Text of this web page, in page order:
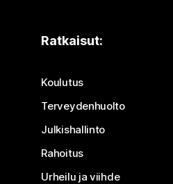
Ratkaisut:
Koulutus
Terveydenhuolto
Julkishallinto
Rahoitus
Urheilu ja viihde